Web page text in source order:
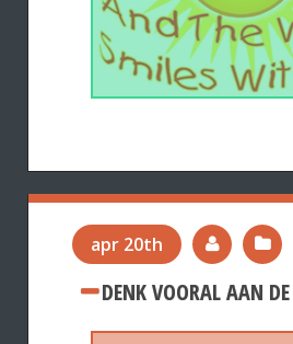
apr 20th
DENK VOORAL AAN